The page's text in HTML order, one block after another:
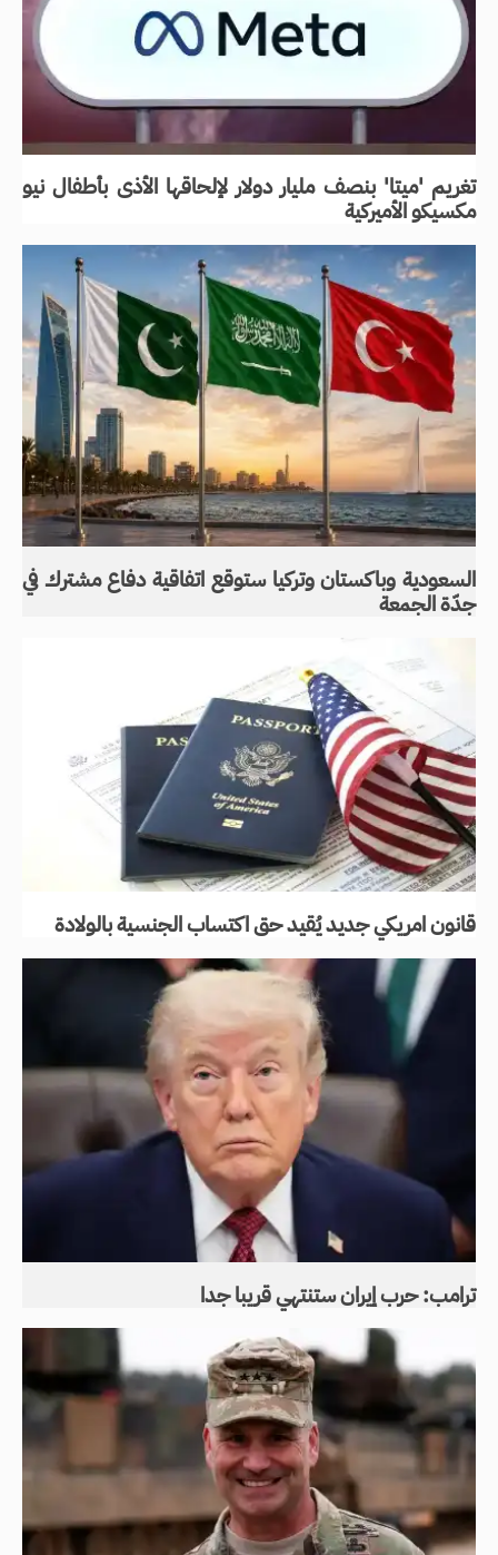
تغريم 'ميتا' بنصف مليار دولار لإلحاقها الأذى بأطفال نيو
مكسيكو الأميركية
السعودية وباكستان وتركيا ستوقع اتفاقية دفاع مشترك في
جدّة الجمعة
قانون امريكي جديد يُقيد حق اكتساب الجنسية بالولادة
ترامب: حرب إيران ستنتهي قريبا جدا